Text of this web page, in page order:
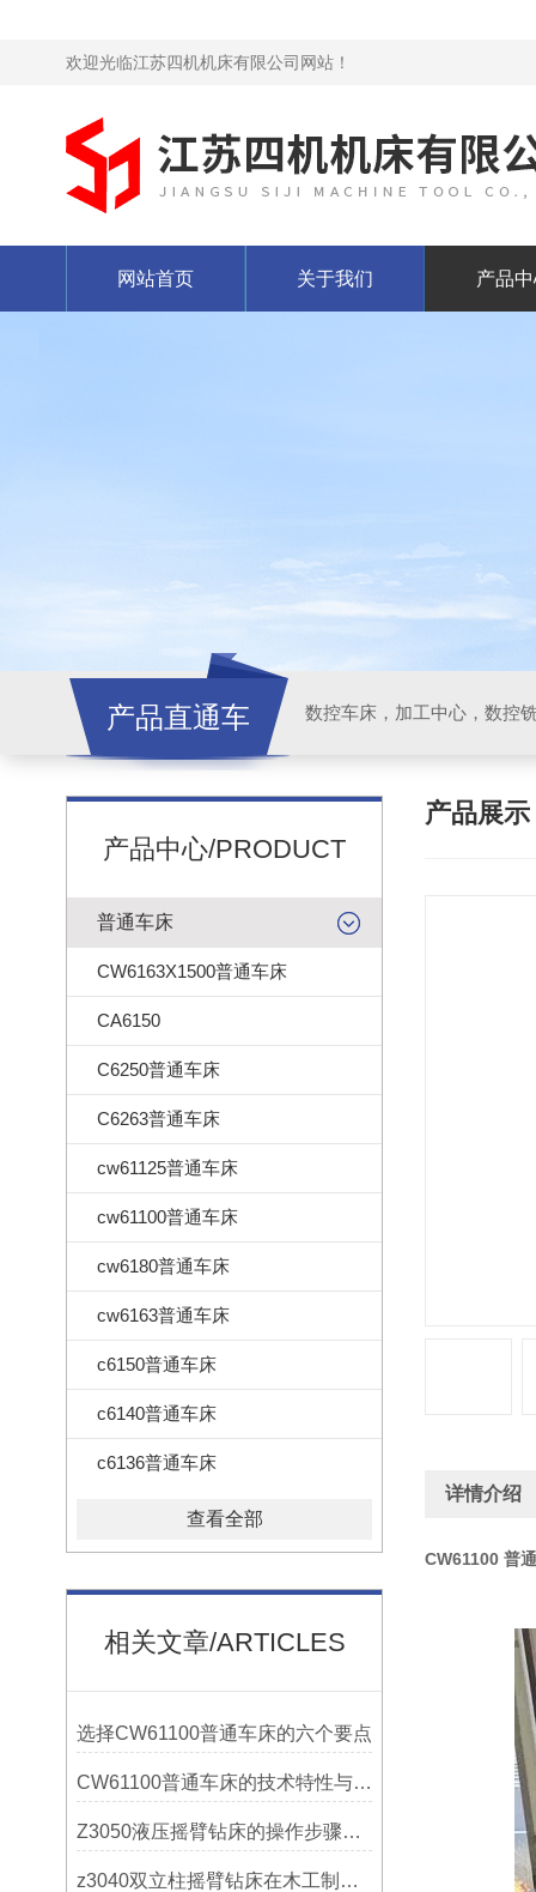
欢迎光临江苏四机机床有限公司网站！
网站首页 关于我们 产品
产品直通车
产品中心/PRODUCT
普通车床
CW6163X1500普通车床
CA6150
C6250普通车床
C6263普通车床
cw61125普通车床
cw61100普通车床
cw6180普通车床
cw6163普通车床
c6150普通车床
c6140普通车床
c6136普通车床
查看全部
相关文章/ARTICLES
选择CW61100普通车床的六个要点
CW61100普通车床的技术特性与操作优势
Z3050液压摇臂钻床的操作步骤与安全注意事项
z3040双立柱摇臂钻床在木工制作中的应用
产品展示
详情介绍
CW61100 普